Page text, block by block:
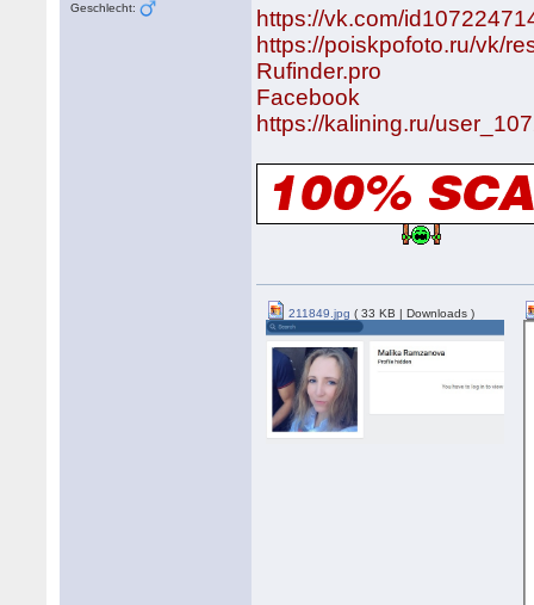
Geschlecht:
https://vk.com/
https://poiskpofoto.ru/vk/
Rufinder.pro
Facebook
https://kalining.ru/
211849.jpg ( 33 KB | Downloads )